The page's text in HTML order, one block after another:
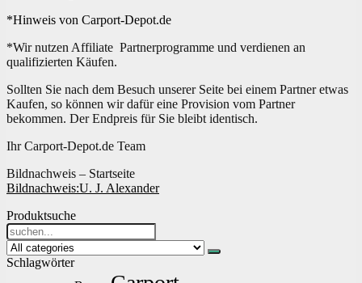
*Hinweis von Carport-Depot.de
*Wir nutzen Affiliate Partnerprogramme und verdienen an
qualifizierten Käufen.
Sollten Sie nach dem Besuch unserer Seite bei einem Partner etwas
Kaufen, so können wir dafür eine Provision vom Partner
bekommen. Der Endpreis für Sie bleibt identisch.
Ihr Carport-Depot.de Team
Bildnachweis – Startseite
Bildnachweis:U. J. Alexander
Produktsuche
Search
for:
Schlagwörter